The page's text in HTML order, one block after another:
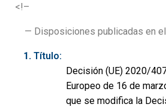
<!–
— Disposiciones publicadas en el
Título:
Decisión (UE) 2020/
Europeo de 16 de
que se modifica la